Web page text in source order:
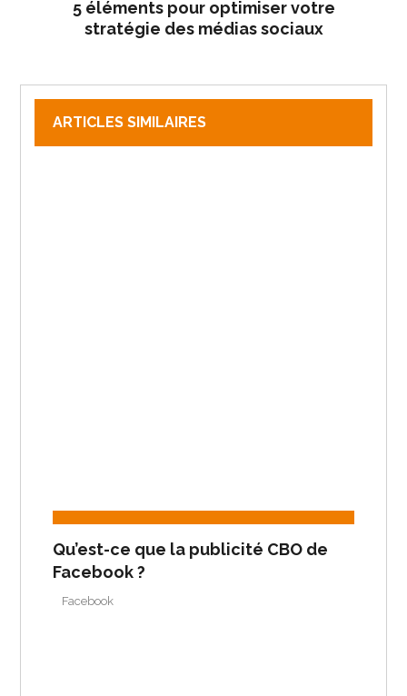
5 éléments pour optimiser votre
stratégie des médias sociaux
ARTICLES SIMILAIRES
Qu’est-ce que la publicité CBO de
Facebook ?
Facebook